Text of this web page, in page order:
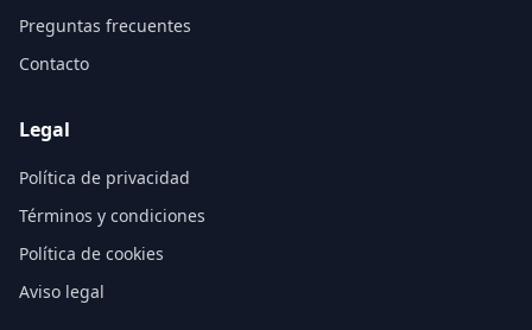
Preguntas frecuentes
Contacto
Legal
Política de privacidad
Términos y condiciones
Política de cookies
Aviso legal